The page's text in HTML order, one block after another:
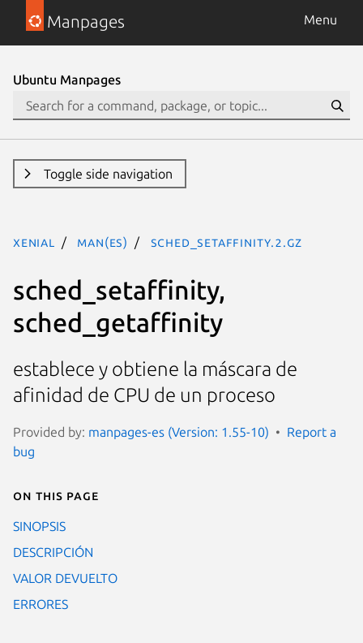
Manpages Menu
Ubuntu Manpages
Toggle side navigation
xenial man(es) sched_setaffinity.2.gz
sched_setaffinity,
sched_getaffinity
establece y obtiene la máscara de
afinidad de CPU de un proceso
Provided by: manpages-es (Version: 1.55-10)
Report a
bug
On this page
SINOPSIS
DESCRIPCIÓN
VALOR DEVUELTO
ERRORES